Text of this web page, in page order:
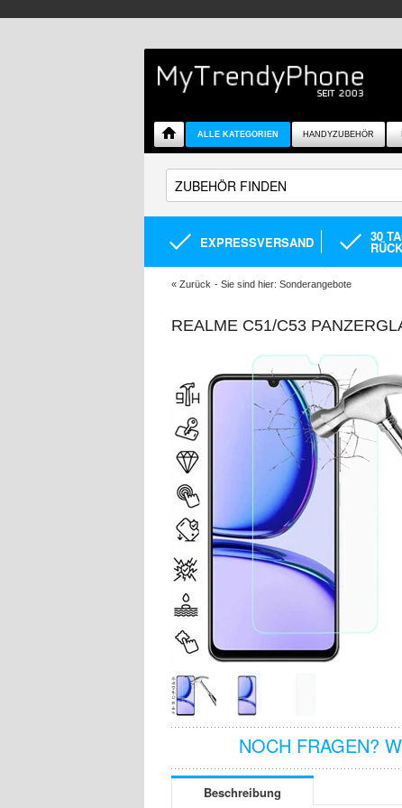
ALLE KATEGORIEN HANDYZUBEHÖR
EXPRESSVERSAND 30
« Zurück - Sie sind hier: Sonderangebote
REALME C51/C53
NOCH FRAGEN?
Beschreibung